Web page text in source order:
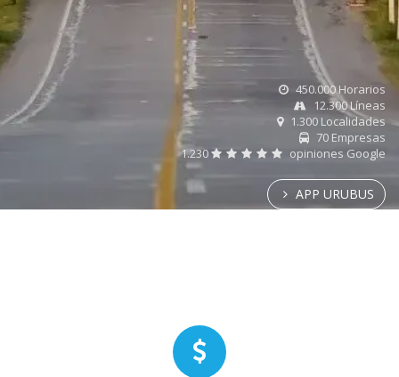
450.000 Horarios
12.300 Líneas
1.300 Localidades
70 Empresas
1.230
opiniones Google
APP URUBUS